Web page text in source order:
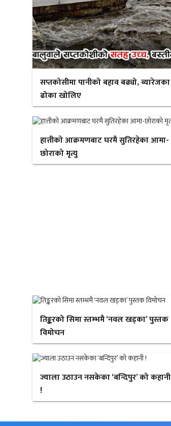
सप्तकोसीमा पानीको बहाव बढ्यो, ब्यारेजका
ढोका खोलिए
हात्तीको आक्रमणबाट घरमै सुतिरहेका आमा-
छोराको मृत्यु
तिङ्करको सिमा स्तम्भमै ‘नवल खड्का’ पुस्तक
विमोचन
ज्याला उठाउन नसकेका ‘बन्दिपुर’ को कहानी
!